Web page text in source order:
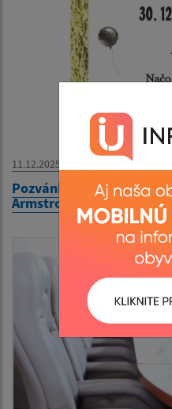
11.12.2025
Pozvánka-
Armstrong´s